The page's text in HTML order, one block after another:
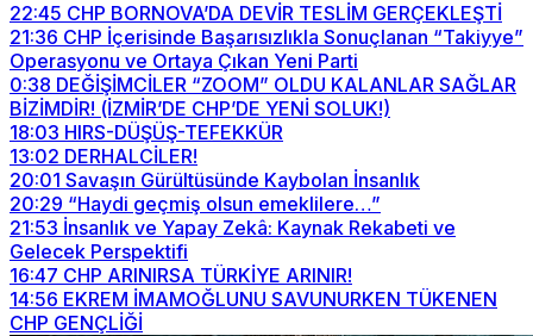
22:45 CHP BORNOVA’DA DEVİR TESLİM GERÇEKLEŞTİ
21:36 CHP İçerisinde Başarısızlıkla Sonuçlanan “Takiyye”
Operasyonu ve Ortaya Çıkan Yeni Parti
0:38 DEĞİŞİMCİLER “ZOOM” OLDU KALANLAR SAĞLAR
BİZİMDİR! (İZMİR’DE CHP’DE YENİ SOLUK!)
18:03 HIRS-DÜŞÜŞ-TEFEKKÜR
13:02 DERHALCİLER!
20:01 Savaşın Gürültüsünde Kaybolan İnsanlık
20:29 “Haydi geçmiş olsun emeklilere…”
21:53 İnsanlık ve Yapay Zekâ: Kaynak Rekabeti ve
Gelecek Perspektifi
16:47 CHP ARINIRSA TÜRKİYE ARINIR!
14:56 EKREM İMAMOĞLUNU SAVUNURKEN TÜKENEN
CHP GENÇLİĞİ